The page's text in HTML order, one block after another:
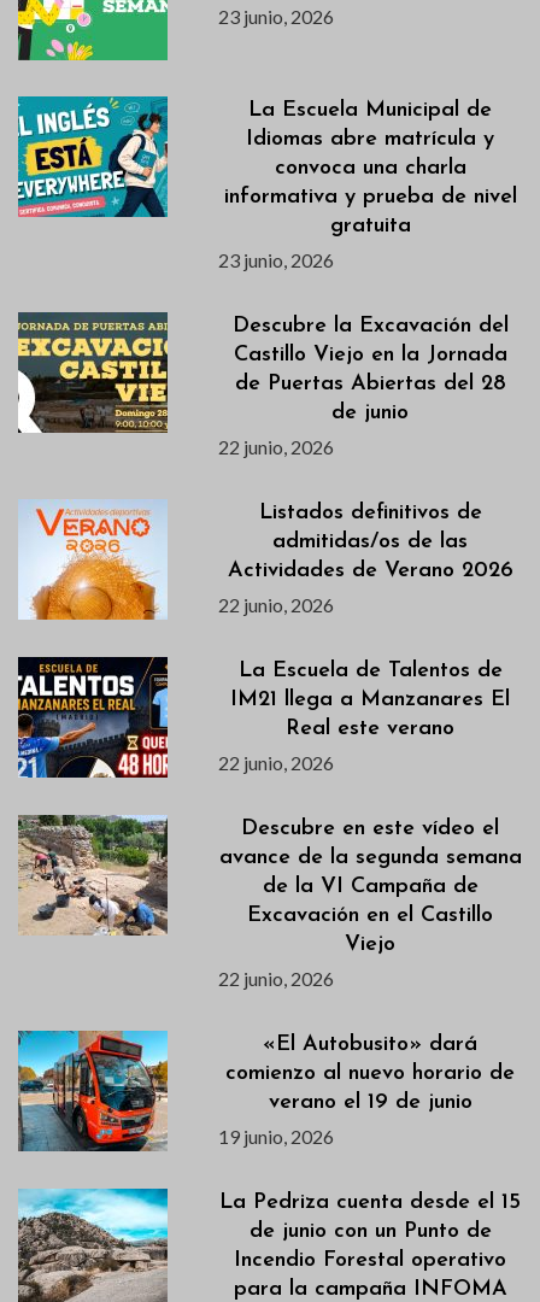
23 junio, 2026
La Escuela Municipal de
Idiomas abre matrícula y
convoca una charla
informativa y prueba de nivel
gratuita
23 junio, 2026
Descubre la Excavación del
Castillo Viejo en la Jornada
de Puertas Abiertas del 28
de junio
22 junio, 2026
Listados definitivos de
admitidas/os de las
Actividades de Verano 2026
22 junio, 2026
La Escuela de Talentos de
IM21 llega a Manzanares El
Real este verano
22 junio, 2026
Descubre en este vídeo el
avance de la segunda semana
de la VI Campaña de
Excavación en el Castillo
Viejo
22 junio, 2026
«El Autobusito» dará
comienzo al nuevo horario de
verano el 19 de junio
19 junio, 2026
La Pedriza cuenta desde el 15
de junio con un Punto de
Incendio Forestal operativo
para la campaña INFOMA